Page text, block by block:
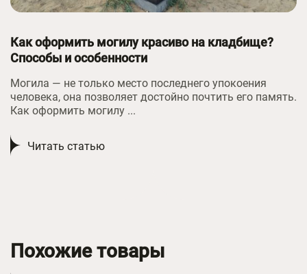
Как оформить могилу красиво на кладбище?
Способы и особенности
Могила — не только место последнего упокоения
человека, она позволяет достойно почтить его память.
Как оформить могилу ...
Читать статью
Похожие товары